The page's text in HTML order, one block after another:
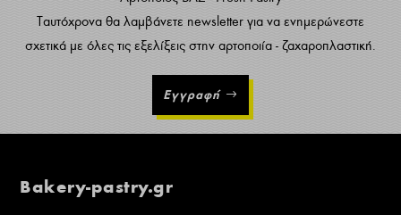
Ταυτόχρονα θα λαμβάνετε newsletter για να ενημερώνεστε
σχετικά με όλες τις εξελίξεις στην αρτοποιία - ζαχαροπλαστική.
Εγγραφή
Bakery-pastry.gr